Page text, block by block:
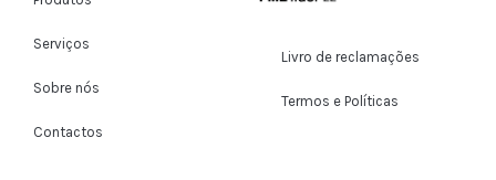
Serviços
Sobre nós
Contactos
Livro de reclamações
Termos e Políticas